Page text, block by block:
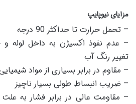
مزایای نیوپایپ
– تحمل حرارت تا حداکثر 90 درجه
– عدم نفوذ اکسیژن به داخل لوله
تغییر رنگ آب
– مقاوم در برابر بسیاری از مواد
– ضریب انبساط طولی بسیار ناچیز
– مقاومت عالی در برابر فشار به